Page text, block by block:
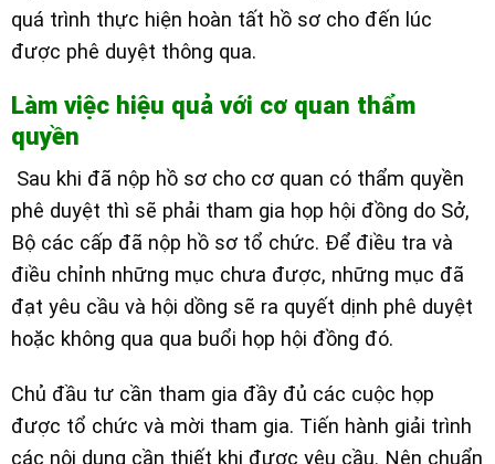
quá trình thực hiện hoàn tất hồ sơ cho đến lúc
được phê duyệt thông qua.
Làm việc hiệu quả với cơ quan thẩm
quyền
Sau khi đã nộp hồ sơ cho cơ quan có thẩm quyền
phê duyệt thì sẽ phải tham gia họp hội đồng do Sở,
Bộ các cấp đã nộp hồ sơ tổ chức. Để điều tra và
điều chỉnh những mục chưa được, những mục đã
đạt yêu cầu và hội dồng sẽ ra quyết dịnh phê duyệt
hoặc không qua qua buổi họp hội đồng đó.
Chủ đầu tư cần tham gia đầy đủ các cuộc họp
được tổ chức và mời tham gia. Tiến hành giải trình
các nội dung cần thiết khi được yêu cầu. Nên chuẩn